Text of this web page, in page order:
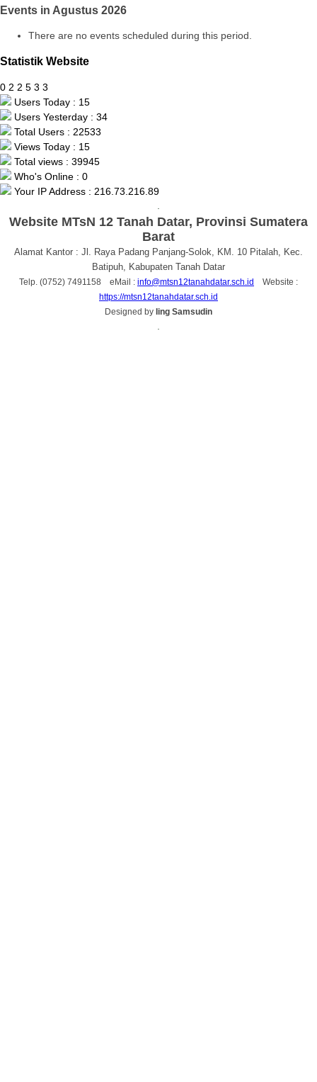
Events in Agustus 2026
There are no events scheduled during this period.
Statistik Website
0 2 2 5 3 3
Users Today : 15
Users Yesterday : 34
Total Users : 22533
Views Today : 15
Total views : 39945
Who's Online : 0
Your IP Address : 216.73.216.89
Website MTsN 12 Tanah Datar, Provinsi Sumatera
Barat
Alamat Kantor : Jl. Raya Padang Panjang-Solok, KM. 10 Pitalah, Kec.
Batipuh, Kabupaten Tanah Datar
Telp. (0752) 7491158 eMail : info@mtsn12tanahdatar.sch.id
Website :
https://mtsn12tanahdatar.sch.id
Designed by Iing Samsudin